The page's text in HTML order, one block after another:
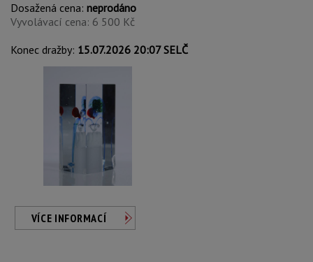
Dosažená cena: neprodáno
Vyvolávací cena: 6 500 Kč
Konec dražby: 15.07.2026 20:07 SELČ
VÍCE INFORMACÍ